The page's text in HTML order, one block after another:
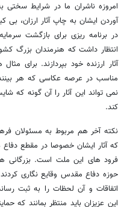
امروزه ناشران ما در شرایط
آوردن ایشان به چاپ آثار ارزان،
در برنامه ریزی برای بازگشت
انتظار داشت که هنرمندان بزرگ
آثار ارزنده خود بپردازند. برای
مناسب در عرصه عکاسی که هر
نمی تواند این آثار را آن گونه که
کند.
نکته آخر هم مربوط به مسئولان
که آثار ایشان خصوصا در مقطع
فرود های این ملت است.
حوزه دفاع مقدس وقایع نگاری
اتفاقات و آن لحظات را به ثبت
این عزیزان باید منتظر بمانند که